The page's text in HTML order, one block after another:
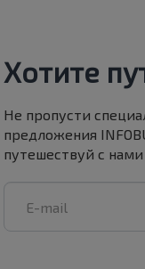
Хотите
Не пропусти
предложения
путешествуй с